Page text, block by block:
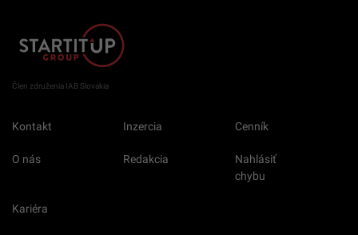
Člen združenia IAB Slovakia
Kontakt Inzercia Cenník
O nás Redakcia
Nahlásiť
chybu
Kariéra